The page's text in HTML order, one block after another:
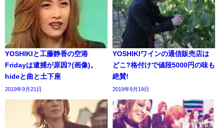
YOSHIKIと工藤静香の空港
Fridayは逮捕が原因?(画像)。
hideと曲と土下座
2019年9月21日
YOSHIKIワインの通信販売店は
どこ?格付けで値段5000円の味も
絶賛!
2019年9月19日